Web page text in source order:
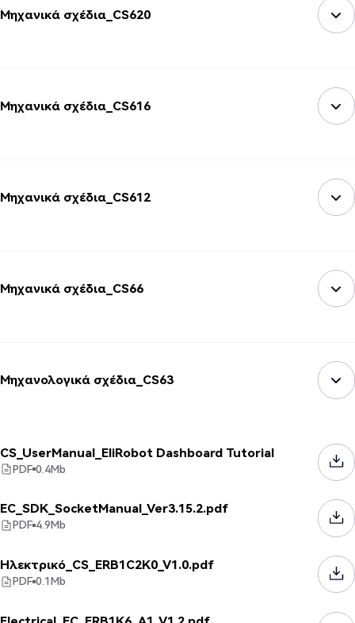
Μηχανικά σχέδια_CS620
Μηχανικά σχέδια_CS616
Μηχανικά σχέδια_CS612
Μηχανικά σχέδια_CS66
Μηχανολογικά σχέδια_CS63
CS_UserManual_EliRobot Dashboard Tutorial
PDF 0.4Mb
EC_SDK_SocketManual_Ver3.15.2.pdf
PDF 4.9Mb
Ηλεκτρικό_CS_ERB1C2K0_V1.0.pdf
PDF 0.1Mb